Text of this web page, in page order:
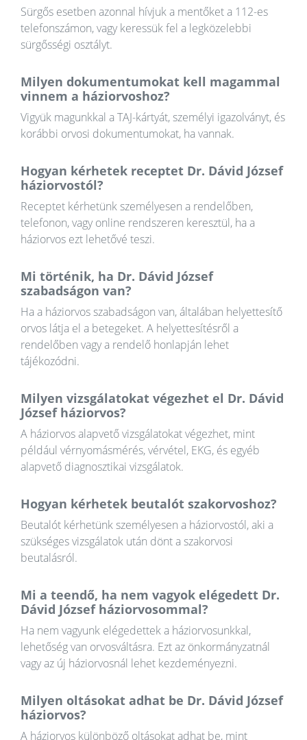
Sürgős esetben azonnal hívjuk a mentőket a 112-es
telefonszámon, vagy keressük fel a legközelebbi
sürgősségi osztályt.
Milyen dokumentumokat kell magammal
vinnem a háziorvoshoz?
Vigyük magunkkal a TAJ-kártyát, személyi igazolványt, és
korábbi orvosi dokumentumokat, ha vannak.
Hogyan kérhetek receptet Dr. Dávid József
háziorvostól?
Receptet kérhetünk személyesen a rendelőben,
telefonon, vagy online rendszeren keresztül, ha a
háziorvos ezt lehetővé teszi.
Mi történik, ha Dr. Dávid József
szabadságon van?
Ha a háziorvos szabadságon van, általában helyettesítő
orvos látja el a betegeket. A helyettesítésről a
rendelőben vagy a rendelő honlapján lehet
tájékozódni.
Milyen vizsgálatokat végezhet el Dr. Dávid
József háziorvos?
A háziorvos alapvető vizsgálatokat végezhet, mint
például vérnyomásmérés, vérvétel, EKG, és egyéb
alapvető diagnosztikai vizsgálatok.
Hogyan kérhetek beutalót szakorvoshoz?
Beutalót kérhetünk személyesen a háziorvostól, aki a
szükséges vizsgálatok után dönt a szakorvosi
beutalásról.
Mi a teendő, ha nem vagyok elégedett Dr.
Dávid József háziorvosommal?
Ha nem vagyunk elégedettek a háziorvosunkkal,
lehetőség van orvosváltásra. Ezt az önkormányzatnál
vagy az új háziorvosnál lehet kezdeményezni.
Milyen oltásokat adhat be Dr. Dávid József
háziorvos?
A háziorvos különböző oltásokat adhat be, mint